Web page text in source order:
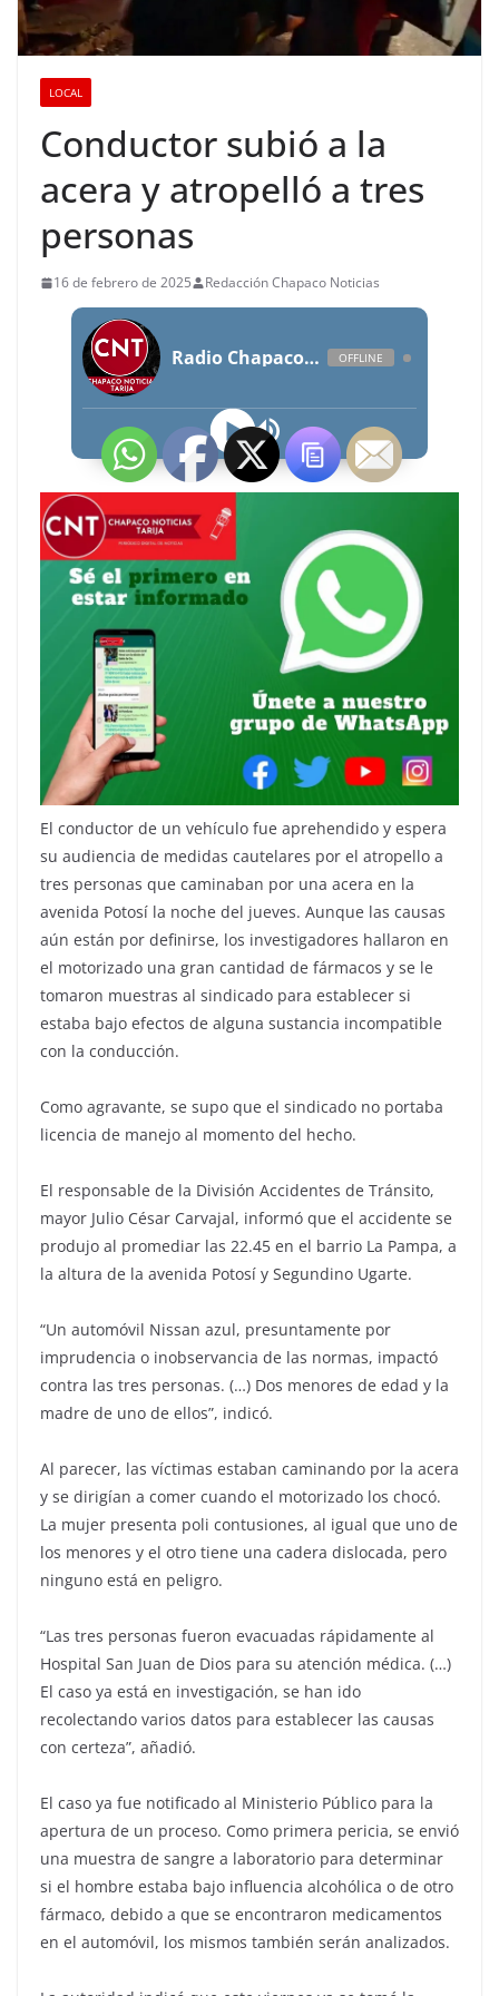
LOCAL
Conductor subió a la
acera y atropelló a tres
personas
16 de febrero de 2025 Redacción Chapaco Noticias
Radio Chapaco Noticias Las 24 horas en vivo OFFLINE
El conductor de un vehículo fue aprehendido y espera
su audiencia de medidas cautelares por el atropello a
tres personas que caminaban por una acera en la
avenida Potosí la noche del jueves. Aunque las causas
aún están por definirse, los investigadores hallaron en
el motorizado una gran cantidad de fármacos y se le
tomaron muestras al sindicado para establecer si
estaba bajo efectos de alguna sustancia incompatible
con la conducción.
Como agravante, se supo que el sindicado no portaba
licencia de manejo al momento del hecho.
El responsable de la División Accidentes de Tránsito,
mayor Julio César Carvajal, informó que el accidente se
produjo al promediar las 22.45 en el barrio La Pampa, a
la altura de la avenida Potosí y Segundino Ugarte.
“Un automóvil Nissan azul, presuntamente por
imprudencia o inobservancia de las normas, impactó
contra las tres personas. (…) Dos menores de edad y la
madre de uno de ellos”, indicó.
Al parecer, las víctimas estaban caminando por la acera
y se dirigían a comer cuando el motorizado los chocó.
La mujer presenta poli contusiones, al igual que uno de
los menores y el otro tiene una cadera dislocada, pero
ninguno está en peligro.
“Las tres personas fueron evacuadas rápidamente al
Hospital San Juan de Dios para su atención médica. (…)
El caso ya está en investigación, se han ido
recolectando varios datos para establecer las causas
con certeza”, añadió.
El caso ya fue notificado al Ministerio Público para la
apertura de un proceso. Como primera pericia, se envió
una muestra de sangre a laboratorio para determinar
si el hombre estaba bajo influencia alcohólica o de otro
fármaco, debido a que se encontraron medicamentos
en el automóvil, los mismos también serán analizados.